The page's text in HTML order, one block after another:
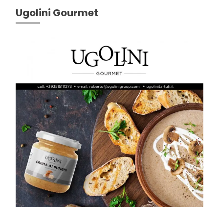
Ugolini Gourmet